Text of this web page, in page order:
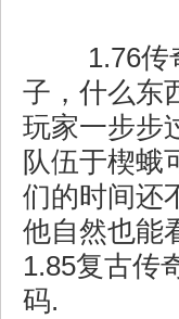
1.76传
子，什么东
玩家一步步
队伍于楔
们的时间还
他自然也能
1.85复古传
码.